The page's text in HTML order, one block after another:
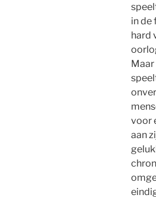
in de
hard
voor
aan